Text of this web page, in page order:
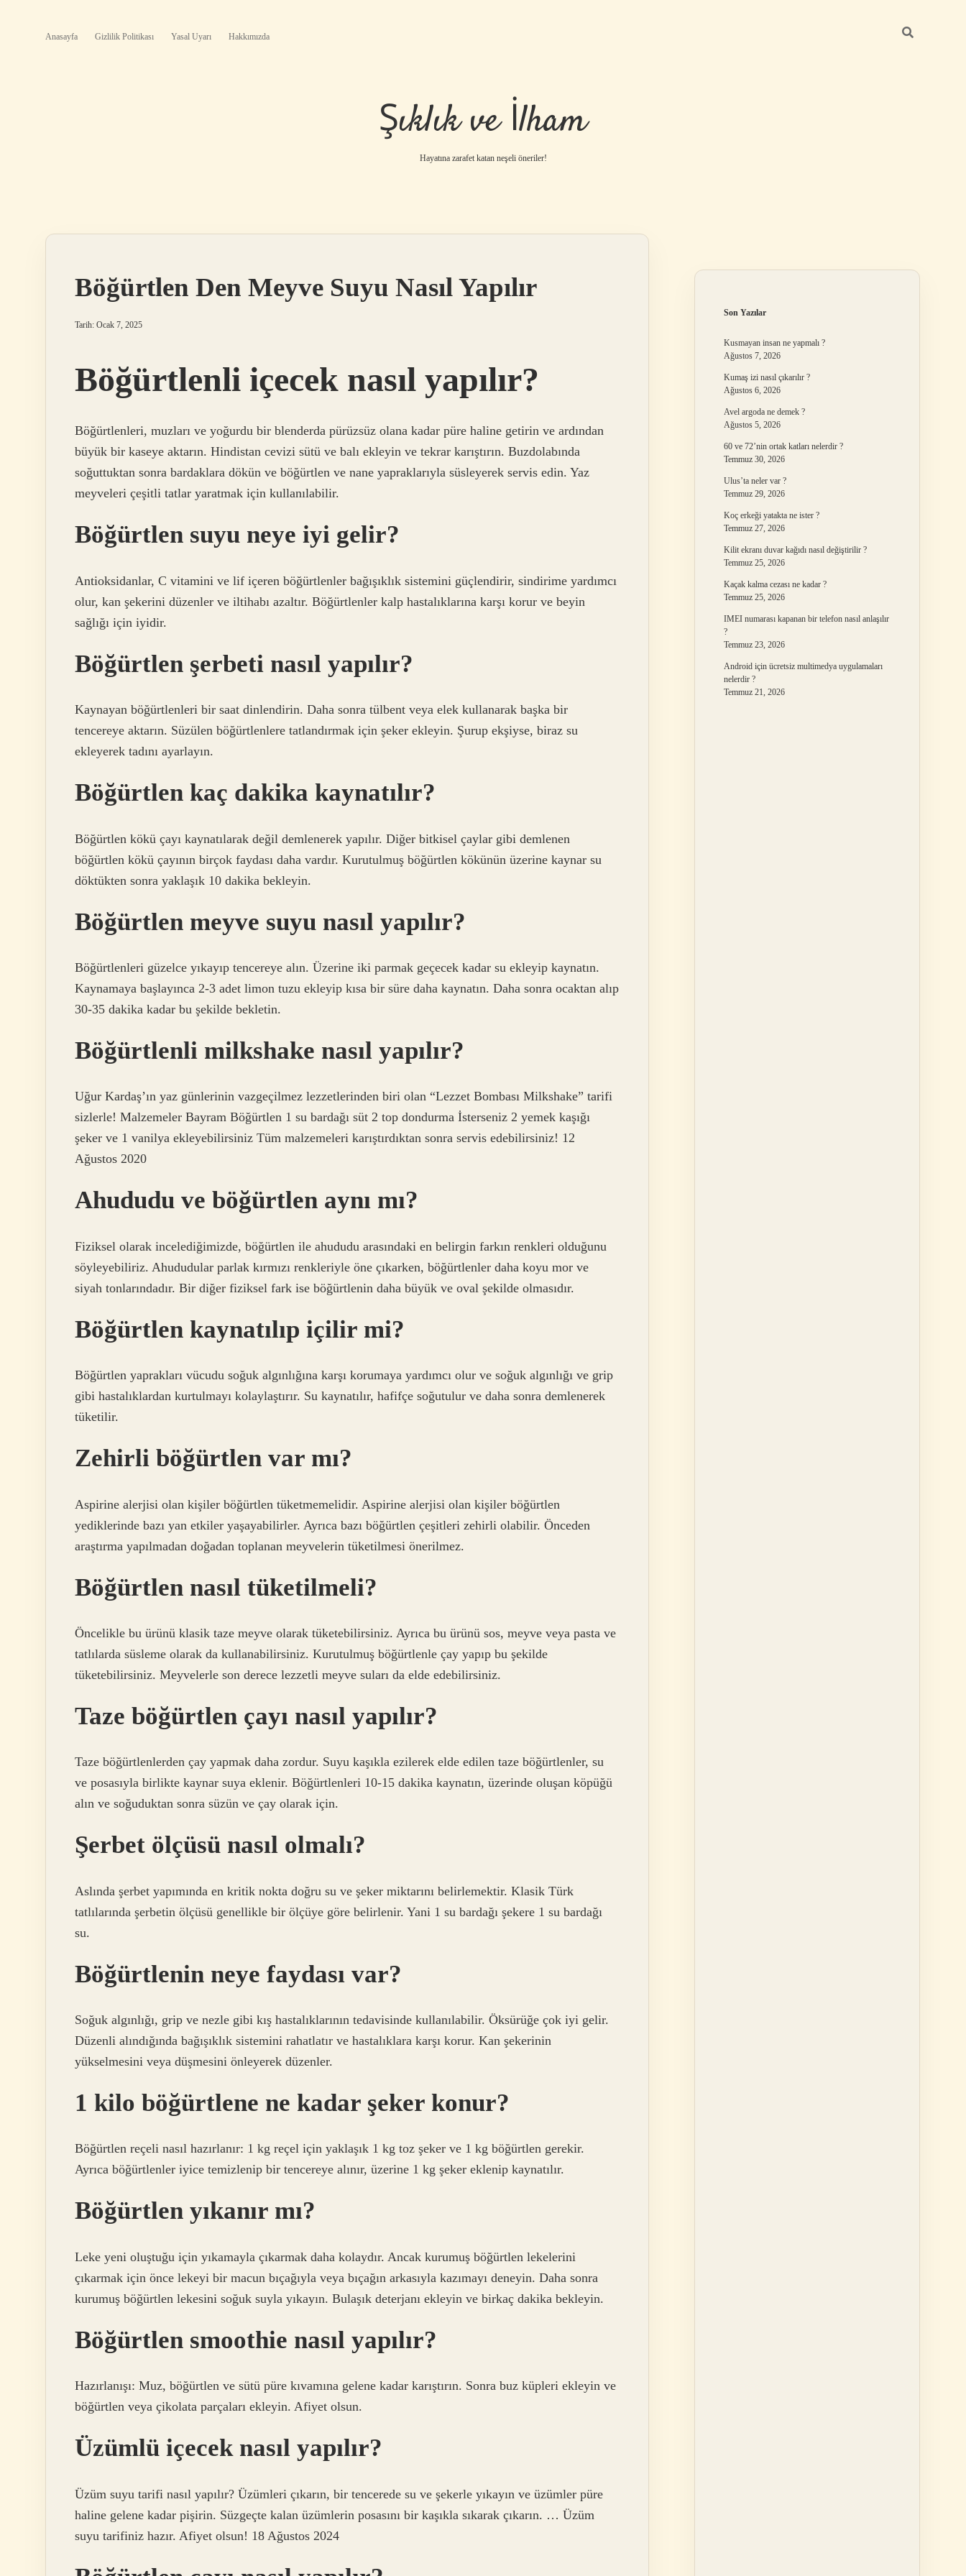
Anasayfa Gizlilik Politikası Yasal Uyarı Hakkımızda
Şıklık ve İlham
Hayatına zarafet katan neşeli öneriler!
Böğürtlen Den Meyve Suyu Nasıl Yapılır
Tarih: Ocak 7, 2025
Böğürtlenli içecek nasıl yapılır?
Böğürtlenleri, muzları ve yoğurdu bir blenderda pürüzsüz olana kadar püre haline getirin ve ardından
büyük bir kaseye aktarın. Hindistan cevizi sütü ve balı ekleyin ve tekrar karıştırın. Buzdolabında
soğuttuktan sonra bardaklara dökün ve böğürtlen ve nane yapraklarıyla süsleyerek servis edin. Yaz
meyveleri çeşitli tatlar yaratmak için kullanılabilir.
Böğürtlen suyu neye iyi gelir?
Antioksidanlar, C vitamini ve lif içeren böğürtlenler bağışıklık sistemini güçlendirir, sindirime yardımcı
olur, kan şekerini düzenler ve iltihabı azaltır. Böğürtlenler kalp hastalıklarına karşı korur ve beyin
sağlığı için iyidir.
Böğürtlen şerbeti nasıl yapılır?
Kaynayan böğürtlenleri bir saat dinlendirin. Daha sonra tülbent veya elek kullanarak başka bir
tencereye aktarın. Süzülen böğürtlenlere tatlandırmak için şeker ekleyin. Şurup ekşiyse, biraz su
ekleyerek tadını ayarlayın.
Böğürtlen kaç dakika kaynatılır?
Böğürtlen kökü çayı kaynatılarak değil demlenerek yapılır. Diğer bitkisel çaylar gibi demlenen
böğürtlen kökü çayının birçok faydası daha vardır. Kurutulmuş böğürtlen kökünün üzerine kaynar su
döktükten sonra yaklaşık 10 dakika bekleyin.
Böğürtlen meyve suyu nasıl yapılır?
Böğürtlenleri güzelce yıkayıp tencereye alın. Üzerine iki parmak geçecek kadar su ekleyip kaynatın.
Kaynamaya başlayınca 2-3 adet limon tuzu ekleyip kısa bir süre daha kaynatın. Daha sonra ocaktan alıp
30-35 dakika kadar bu şekilde bekletin.
Böğürtlenli milkshake nasıl yapılır?
Uğur Kardaş’ın yaz günlerinin vazgeçilmez lezzetlerinden biri olan “Lezzet Bombası Milkshake” tarifi
sizlerle! Malzemeler Bayram Böğürtlen 1 su bardağı süt 2 top dondurma İsterseniz 2 yemek kaşığı
şeker ve 1 vanilya ekleyebilirsiniz Tüm malzemeleri karıştırdıktan sonra servis edebilirsiniz! 12
Ağustos 2020
Ahududu ve böğürtlen aynı mı?
Fiziksel olarak incelediğimizde, böğürtlen ile ahududu arasındaki en belirgin farkın renkleri olduğunu
söyleyebiliriz. Ahududular parlak kırmızı renkleriyle öne çıkarken, böğürtlenler daha koyu mor ve
siyah tonlarındadır. Bir diğer fiziksel fark ise böğürtlenin daha büyük ve oval şekilde olmasıdır.
Böğürtlen kaynatılıp içilir mi?
Böğürtlen yaprakları vücudu soğuk algınlığına karşı korumaya yardımcı olur ve soğuk algınlığı ve grip
gibi hastalıklardan kurtulmayı kolaylaştırır. Su kaynatılır, hafifçe soğutulur ve daha sonra demlenerek
tüketilir.
Zehirli böğürtlen var mı?
Aspirine alerjisi olan kişiler böğürtlen tüketmemelidir. Aspirine alerjisi olan kişiler böğürtlen
yediklerinde bazı yan etkiler yaşayabilirler. Ayrıca bazı böğürtlen çeşitleri zehirli olabilir. Önceden
araştırma yapılmadan doğadan toplanan meyvelerin tüketilmesi önerilmez.
Böğürtlen nasıl tüketilmeli?
Öncelikle bu ürünü klasik taze meyve olarak tüketebilirsiniz. Ayrıca bu ürünü sos, meyve veya pasta ve
tatlılarda süsleme olarak da kullanabilirsiniz. Kurutulmuş böğürtlenle çay yapıp bu şekilde
tüketebilirsiniz. Meyvelerle son derece lezzetli meyve suları da elde edebilirsiniz.
Taze böğürtlen çayı nasıl yapılır?
Taze böğürtlenlerden çay yapmak daha zordur. Suyu kaşıkla ezilerek elde edilen taze böğürtlenler, su
ve posasıyla birlikte kaynar suya eklenir. Böğürtlenleri 10-15 dakika kaynatın, üzerinde oluşan köpüğü
alın ve soğuduktan sonra süzün ve çay olarak için.
Şerbet ölçüsü nasıl olmalı?
Aslında şerbet yapımında en kritik nokta doğru su ve şeker miktarını belirlemektir. Klasik Türk
tatlılarında şerbetin ölçüsü genellikle bir ölçüye göre belirlenir. Yani 1 su bardağı şekere 1 su bardağı
su.
Böğürtlenin neye faydası var?
Soğuk algınlığı, grip ve nezle gibi kış hastalıklarının tedavisinde kullanılabilir. Öksürüğe çok iyi gelir.
Düzenli alındığında bağışıklık sistemini rahatlatır ve hastalıklara karşı korur. Kan şekerinin
yükselmesini veya düşmesini önleyerek düzenler.
1 kilo böğürtlene ne kadar şeker konur?
Böğürtlen reçeli nasıl hazırlanır: 1 kg reçel için yaklaşık 1 kg toz şeker ve 1 kg böğürtlen gerekir.
Ayrıca böğürtlenler iyice temizlenip bir tencereye alınır, üzerine 1 kg şeker eklenip kaynatılır.
Böğürtlen yıkanır mı?
Leke yeni oluştuğu için yıkamayla çıkarmak daha kolaydır. Ancak kurumuş böğürtlen lekelerini
çıkarmak için önce lekeyi bir macun bıçağıyla veya bıçağın arkasıyla kazımayı deneyin. Daha sonra
kurumuş böğürtlen lekesini soğuk suyla yıkayın. Bulaşık deterjanı ekleyin ve birkaç dakika bekleyin.
Böğürtlen smoothie nasıl yapılır?
Hazırlanışı: Muz, böğürtlen ve sütü püre kıvamına gelene kadar karıştırın. Sonra buz küpleri ekleyin ve
böğürtlen veya çikolata parçaları ekleyin. Afiyet olsun.
Üzümlü içecek nasıl yapılır?
Üzüm suyu tarifi nasıl yapılır? Üzümleri çıkarın, bir tencerede su ve şekerle yıkayın ve üzümler püre
haline gelene kadar pişirin. Süzgeçte kalan üzümlerin posasını bir kaşıkla sıkarak çıkarın. … Üzüm
suyu tarifiniz hazır. Afiyet olsun! 18 Ağustos 2024
Son Yazılar
Kusmayan insan ne yapmalı ?
Ağustos 7, 2026
Kumaş izi nasıl çıkarılır ?
Ağustos 6, 2026
Avel argoda ne demek ?
Ağustos 5, 2026
60 ve 72’nin ortak katları nelerdir ?
Temmuz 30, 2026
Ulus’ta neler var ?
Temmuz 29, 2026
Koç erkeği yatakta ne ister ?
Temmuz 27, 2026
Kilit ekranı duvar kağıdı nasıl değiştirilir ?
Temmuz 25, 2026
Kaçak kalma cezası ne kadar ?
Temmuz 25, 2026
IMEI numarası kapanan bir telefon nasıl anlaşılır
?
Temmuz 23, 2026
Android için ücretsiz multimedya uygulamaları
nelerdir ?
Temmuz 21, 2026